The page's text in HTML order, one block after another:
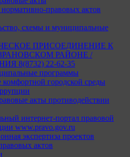
правовых актов
схемы и муниципальные
ПРИСОЕДИНЕНИЕ К
РАЙОНЕ /
8(8732) 22-62-35
программы
городской среды
акты противодействии
интернет-портал правовой
www.pravo.gov.ru
экспертиза проектов
актов